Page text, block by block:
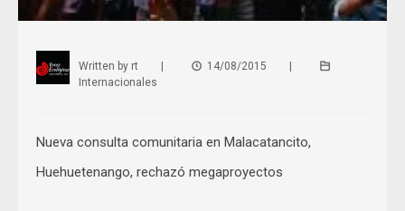
Written by rt 14/08/2015
Internacionales
Nueva consulta comunitaria en Malacatancito,
Huehuetenango, rechazó megaproyectos